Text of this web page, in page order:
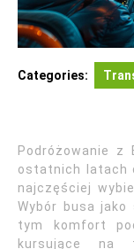
Categories:
Podróżowanie z
ostatnich latach
najczęściej
Wybór busa
tym komfort
kursujące na